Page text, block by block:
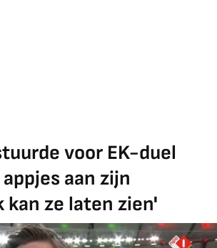
voor EK-duel
aan zijn
kan ze laten zien'